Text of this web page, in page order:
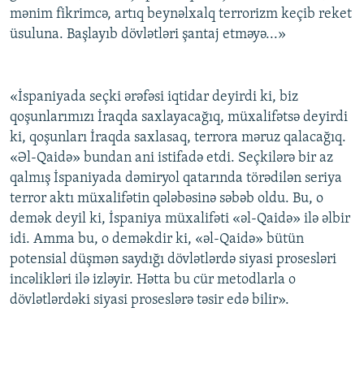
mənim fikrimcə, artıq beynəlxalq terrorizm keçib reket
üsuluna. Başlayıb dövlətləri şantaj etməyə...»
«İspaniyada seçki ərəfəsi iqtidar deyirdi ki, biz
qoşunlarımızı İraqda saxlayacağıq, müxalifətsə deyirdi
ki, qoşunları İraqda saxlasaq, terrora məruz qalacağıq.
«Əl-Qaidə» bundan ani istifadə etdi. Seçkilərə bir az
qalmış İspaniyada dəmiryol qatarında törədilən seriya
terror aktı müxalifətin qələbəsinə səbəb oldu. Bu, o
demək deyil ki, İspaniya müxalifəti «əl-Qaidə» ilə əlbir
idi. Amma bu, o deməkdir ki, «əl-Qaidə» bütün
potensial düşmən saydığı dövlətlərdə siyasi prosesləri
incəlikləri ilə izləyir. Hətta bu cür metodlarla o
dövlətlərdəki siyasi proseslərə təsir edə bilir».